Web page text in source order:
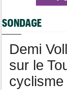
Marco
Tour de France
SONDAGE
Demi
sur le
cyclisme